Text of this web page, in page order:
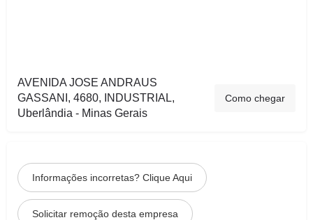
AVENIDA JOSE ANDRAUS
GASSANI, 4680, INDUSTRIAL,
Uberlândia - Minas Gerais
Como chegar
Informações incorretas? Clique Aqui
Solicitar remoção desta empresa